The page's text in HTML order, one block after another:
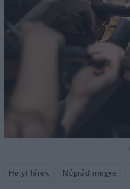
Helyi hírek Nógrád megye